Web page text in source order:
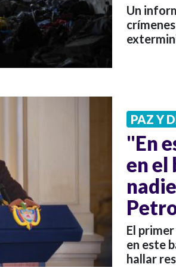
Un
PAZ Y
"En
en el
El
en este
hallar